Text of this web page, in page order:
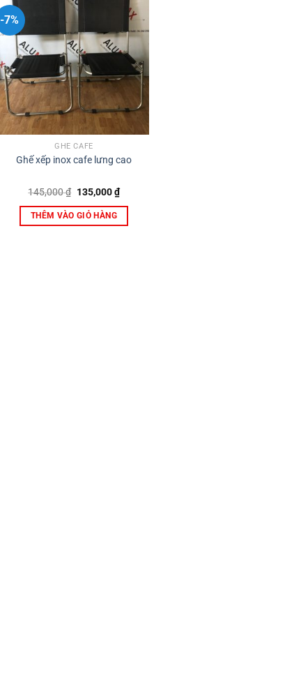
-7%
GHẾ CAFE
Ghế xếp inox cafe lưng cao
145,000₫ Giá
là:
145,000 ₫.
135,000₫Giá
hiện
tại
THÊM VÀO GIỎ HÀNG